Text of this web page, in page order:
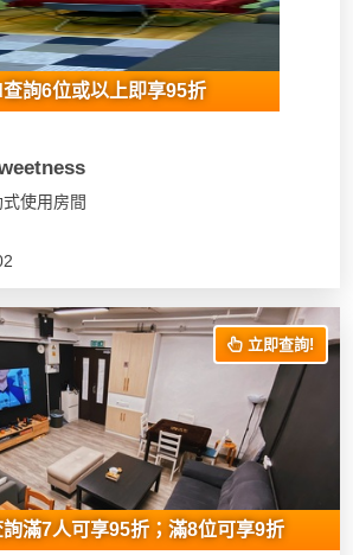
詢6位或以上即享95折
使用房間
立即查詢!
滿7人可享95折；滿8位可享9折